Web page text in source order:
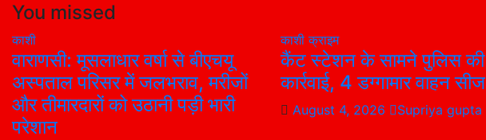
You missed
काशी
वाराणसी: मूसलाधार वर्षा से बीएचयू
अस्पताल परिसर में जलभराव, मरीजों
और तीमारदारों को उठानी पड़ी भारी
परेशान
काशीक्राइम
कैंट स्टेशन के सामने पुलिस की
कार्रवाई, 4 डग्गामार वाहन सीज
August 4, 2026 Supriya gupta